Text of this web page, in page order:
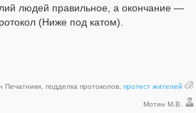
людей правильное, а окончание —
(Ниже под катом).
Печатники подделка протоколов протест жителей
Мотин М.В.